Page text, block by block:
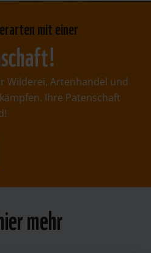
mit einer
Wilderei, Artenhandel und
Ihre Patenschaft
mehr